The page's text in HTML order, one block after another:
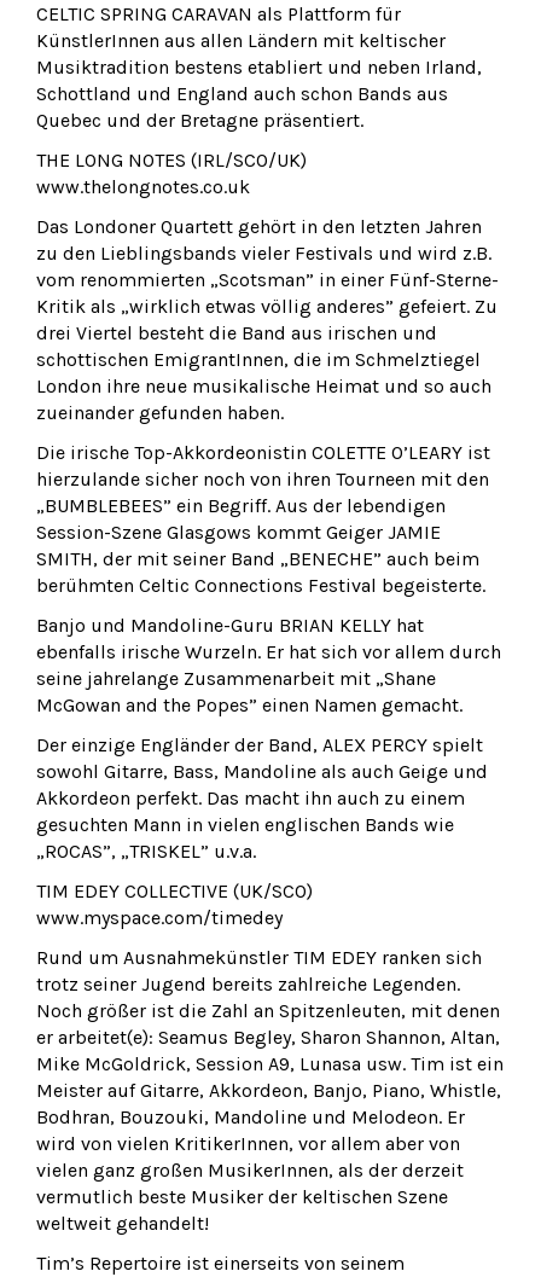
CELTIC SPRING CARAVAN als Plattform für
KünstlerInnen aus allen Ländern mit keltischer
Musiktradition bestens etabliert und neben Irland,
Schottland und England auch schon Bands aus
Quebec und der Bretagne präsentiert.
THE LONG NOTES (IRL/SCO/UK)
www.thelongnotes.co.uk
Das Londoner Quartett gehört in den letzten Jahren
zu den Lieblingsbands vieler Festivals und wird z.B.
vom renommierten „Scotsman” in einer Fünf-Sterne-
Kritik als „wirklich etwas völlig anderes” gefeiert. Zu
drei Viertel besteht die Band aus irischen und
schottischen EmigrantInnen, die im Schmelztiegel
London ihre neue musikalische Heimat und so auch
zueinander gefunden haben.
Die irische Top-Akkordeonistin COLETTE O’LEARY ist
hierzulande sicher noch von ihren Tourneen mit den
„BUMBLEBEES” ein Begriff. Aus der lebendigen
Session-Szene Glasgows kommt Geiger JAMIE
SMITH, der mit seiner Band „BENECHE” auch beim
berühmten Celtic Connections Festival begeisterte.
Banjo und Mandoline-Guru BRIAN KELLY hat
ebenfalls irische Wurzeln. Er hat sich vor allem durch
seine jahrelange Zusammenarbeit mit „Shane
McGowan and the Popes” einen Namen gemacht.
Der einzige Engländer der Band, ALEX PERCY spielt
sowohl Gitarre, Bass, Mandoline als auch Geige und
Akkordeon perfekt. Das macht ihn auch zu einem
gesuchten Mann in vielen englischen Bands wie
„ROCAS”, „TRISKEL” u.v.a.
TIM EDEY COLLECTIVE (UK/SCO)
www.myspace.com/timedey
Rund um Ausnahmekünstler TIM EDEY ranken sich
trotz seiner Jugend bereits zahlreiche Legenden.
Noch größer ist die Zahl an Spitzenleuten, mit denen
er arbeitet(e): Seamus Begley, Sharon Shannon, Altan,
Mike McGoldrick, Session A9, Lunasa usw. Tim ist ein
Meister auf Gitarre, Akkordeon, Banjo, Piano, Whistle,
Bodhran, Bouzouki, Mandoline und Melodeon. Er
wird von vielen KritikerInnen, vor allem aber von
vielen ganz großen MusikerInnen, als der derzeit
vermutlich beste Musiker der keltischen Szene
weltweit gehandelt!
Tim’s Repertoire ist einerseits von seinem